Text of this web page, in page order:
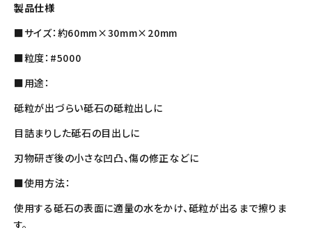
製品仕様
■サイズ：約60mm×30mm×20mm
■粒度：#5000
■用途：
砥粒が出づらい砥石の砥粒出しに
目詰まりした砥石の目出しに
刃物研ぎ後の小さな凹凸、傷の修正などに
■使用方法：
使用する砥石の表面に適量の水をかけ、砥粒が出るまで擦りま
す。